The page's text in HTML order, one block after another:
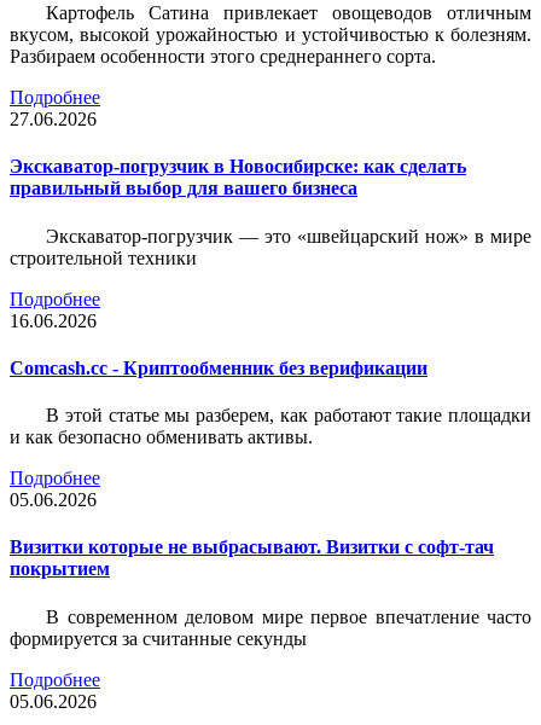
Картофель Сатина привлекает овощеводов отличным
вкусом, высокой урожайностью и устойчивостью к болезням.
Разбираем особенности этого среднераннего сорта.
Подробнее
27.06.2026
Экскаватор-погрузчик в Новосибирске: как сделать
правильный выбор для вашего бизнеса
Экскаватор-погрузчик — это «швейцарский нож» в мире
строительной техники
Подробнее
16.06.2026
Comcash.cc - Криптообменник без верификации
В этой статье мы разберем, как работают такие площадки
и как безопасно обменивать активы.
Подробнее
05.06.2026
Визитки которые не выбрасывают. Визитки с софт-тач
покрытием
В современном деловом мире первое впечатление часто
формируется за считанные секунды
Подробнее
05.06.2026